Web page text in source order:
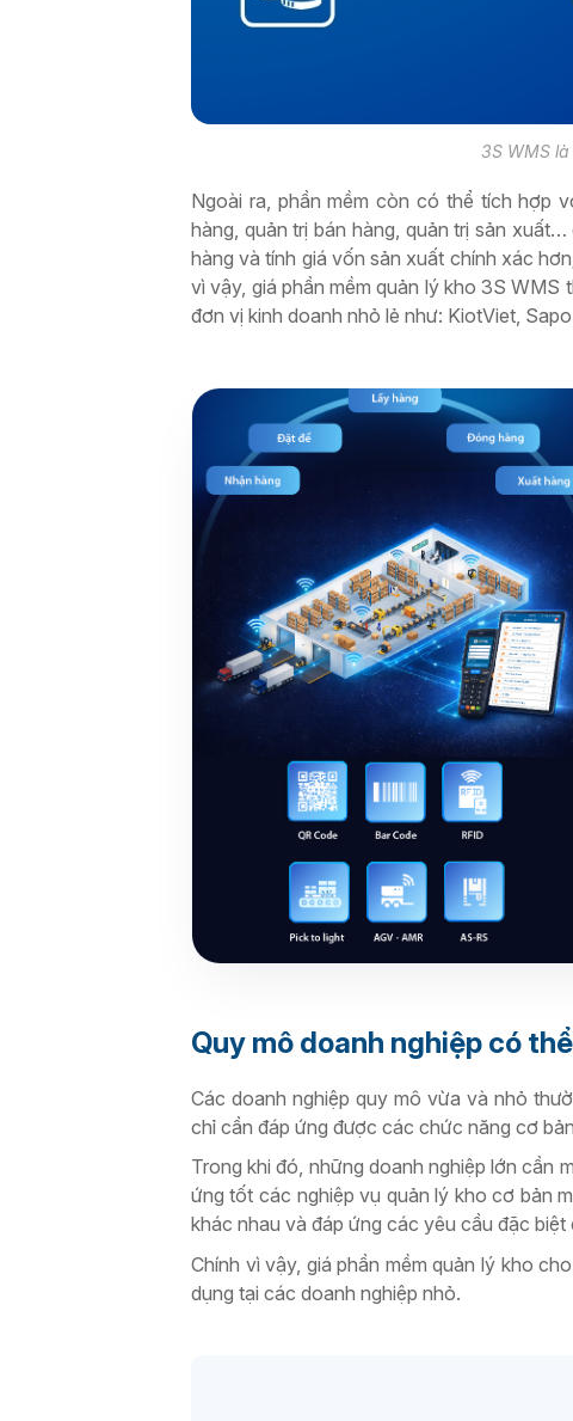
3S WMS
Ngoài ra, phần mềm còn có thể tích hợp
hàng, quản trị bán hàng, quản trị sản
hàng và tính giá vốn sản xuất chính xác
vì vậy, giá phần mềm quản lý kho 3S
đơn vị kinh doanh nhỏ lẻ như: KiotViet,
Quy mô doanh nghiệp có
Các doanh nghiệp quy mô vừa và nhỏ
chỉ cần đáp ứng được các chức năng cơ
Trong khi đó, những doanh nghiệp lớn cần
ứng tốt các nghiệp vụ quản lý kho cơ bản
khác nhau và đáp ứng các yêu cầu đặc biệt
Chính vì vậy, giá phần mềm quản lý kho
dụng tại các doanh nghiệp nhỏ.